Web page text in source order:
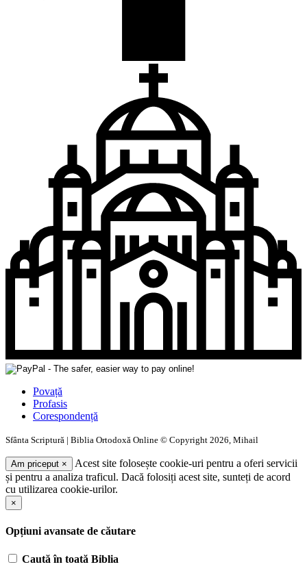
Povață
Profasis
Corespondență
Sfânta Scriptură | Biblia Ortodoxă Online © Copyright 2026, Mihail
Am priceput ×
Acest site folosește cookie-uri pentru a oferi servicii
și pentru a analiza traficul. Dacă folosiți acest site, sunteți de acord
cu utilizarea cookie-urilor.
×
Opțiuni avansate de căutare
Caută în toată Biblia